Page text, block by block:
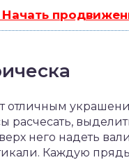
Начать
отличным
расчесать,
него надеть
Каждую